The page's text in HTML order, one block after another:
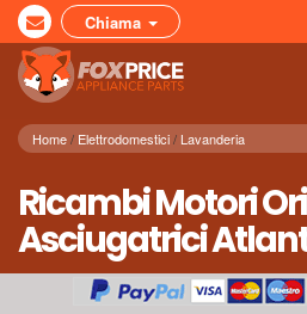
Chiama
Home Elettrodomestici Lavanderia
Ricambi Motori
Asciugatrici